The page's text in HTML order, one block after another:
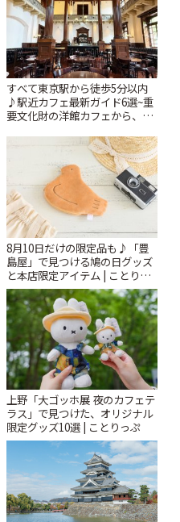
すべて東京駅から徒歩5分以内
♪駅近カフェ最新ガイド6選~重
要文化財の洋館カフェから、改
8月10日だけの限定品も♪「豊
島屋」で見つける鳩の日グッズ
と本店限定アイテム | ことりっ
ぷ
上野「大ゴッホ展 夜のカフェテ
ラス」で見つけた、オリジナル
限定グッズ10選 | ことりっぷ